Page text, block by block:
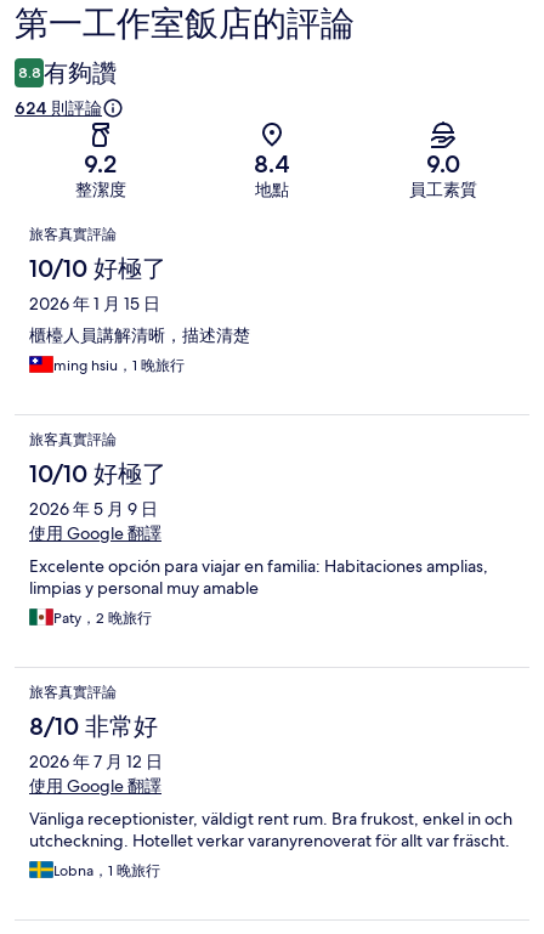
評
論
第一工作室飯店的評論
8.8 有夠讚
624 則評論
9.2
整潔度
8.4
地點
9.0
員工素質
評
論
旅客真實評論
10/10 好極了
2026 年 1 月 15 日
櫃檯人員講解清晰，描述清楚
ming hsiu，1 晚旅行
旅客真實評論
10/10 好極了
2026 年 5 月 9 日
使用 Google 翻譯
Excelente opción para viajar en familia: Habitaciones amplias,
limpias y personal muy amable
Paty，2 晚旅行
旅客真實評論
8/10 非常好
2026 年 7 月 12 日
使用 Google 翻譯
Vänliga receptionister, väldigt rent rum. Bra frukost, enkel in och
utcheckning. Hotellet verkar varanyrenoverat för allt var fräscht.
Lobna，1 晚旅行